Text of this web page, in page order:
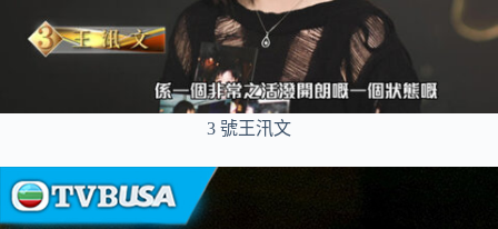
3 號王汛文